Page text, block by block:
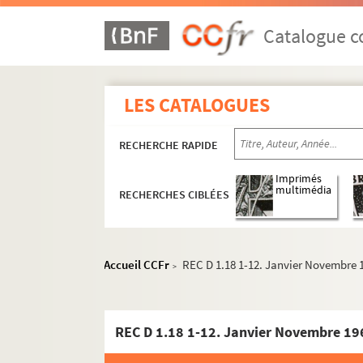
Catalogue
LES CATALOGUES
RECHERCHE RAPIDE
RECHERCHES CIBLÉES
Imprimés
multimédia
Accueil CCFr > REC D 1.18 1-12. Janvier Novembre
REC D 1.18 1-12. Janvier Novembre
REC D 1-2. Correspondance [classement par